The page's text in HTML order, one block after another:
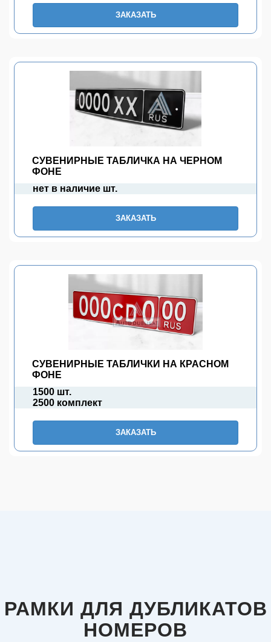
ЗАКАЗАТЬ
СУВЕНИРНЫЕ ТАБЛИЧКА НА ЧЕРНОМ
ФОНЕ
нет в наличие шт.
ЗАКАЗАТЬ
СУВЕНИРНЫЕ ТАБЛИЧКИ НА КРАСНОМ
ФОНЕ
1500 шт.
2500 комплект
ЗАКАЗАТЬ
РАМКИ ДЛЯ ДУБЛИКАТОВ
НОМЕРОВ